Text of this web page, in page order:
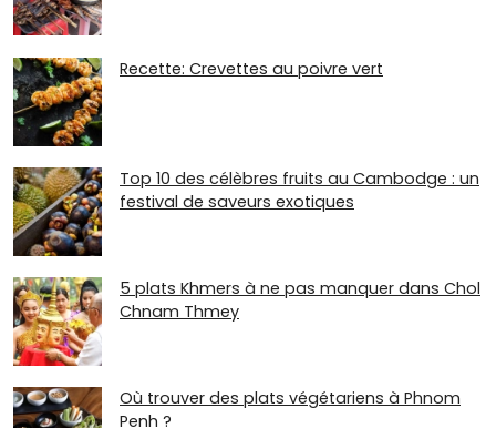
Recette: Crevettes au poivre vert
Top 10 des célèbres fruits au Cambodge : un
festival de saveurs exotiques
5 plats Khmers à ne pas manquer dans Chol
Chnam Thmey
Où trouver des plats végétariens à Phnom
Penh ?